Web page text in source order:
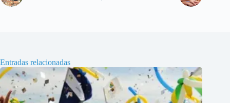
Entradas relacionadas